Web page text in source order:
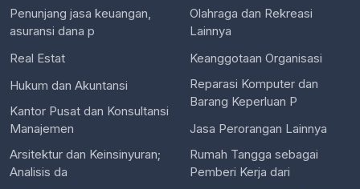
Penunjang jasa keuangan,
asuransi dana p
Real Estat
Hukum dan Akuntansi
Kantor Pusat dan Konsultansi
Manajemen
Arsitektur dan Keinsinyuran;
Analisis da
Olahraga dan Rekreasi
Lainnya
Keanggotaan Organisasi
Reparasi Komputer dan
Barang Keperluan P
Jasa Perorangan Lainnya
Rumah Tangga sebagai
Pemberi Kerja dari